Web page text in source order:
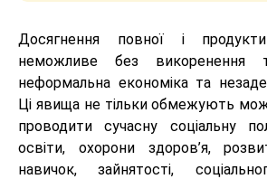
Досягнення повної і
неможливе без викоренення
неформальна економіка та
Ці явища не тільки обмежують
проводити сучасну соціальну
освіти, охорони здоров’я,
навичок, зайнятості,